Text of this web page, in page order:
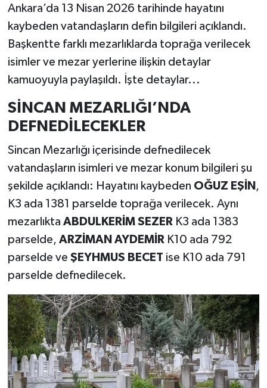
Ankara’da 13 Nisan 2026 tarihinde hayatını
kaybeden vatandaşların defin bilgileri açıklandı.
Başkentte farklı mezarlıklarda toprağa verilecek
isimler ve mezar yerlerine ilişkin detaylar
kamuoyuyla paylaşıldı. İşte detaylar...
SİNCAN MEZARLIĞI’NDA
DEFNEDİLECEKLER
Sincan Mezarlığı içerisinde defnedilecek
vatandaşların isimleri ve mezar konum bilgileri şu
şekilde açıklandı: Hayatını kaybeden OĞUZ EŞİN ,
K3 ada 1381 parselde toprağa verilecek. Aynı
mezarlıkta ABDULKERİM SEZER K3 ada 1383
parselde, ARZİMAN AYDEMİR K10 ada 792
parselde ve ŞEYHMUS BECET ise K10 ada 791
parselde defnedilecek.